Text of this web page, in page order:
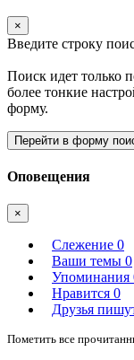
×
Введите строку
Поиск идет только
более тонкие
форму.
Перейти в форму
Оповещения
×
Слежение 0
Ваши темы 0
Упоминания
Нравится 0
Друзья
Пометить все